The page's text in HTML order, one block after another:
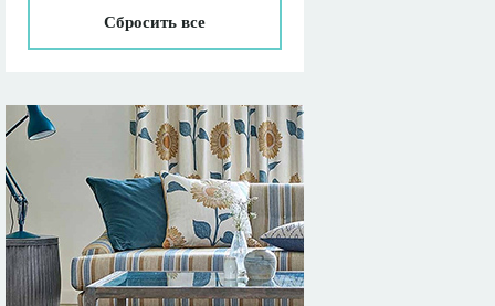
Сбросить все